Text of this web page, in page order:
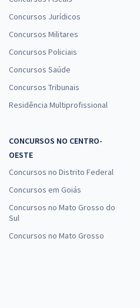
Concursos Jurídicos
Concursos Militares
Concursos Policiais
Concursos Saúde
Concursos Tribunais
Residência Multiprofissional
CONCURSOS NO CENTRO-
OESTE
Concursos no Distrito Federal
Concursos em Goiás
Concursos no Mato Grosso do
Sul
Concursos no Mato Grosso